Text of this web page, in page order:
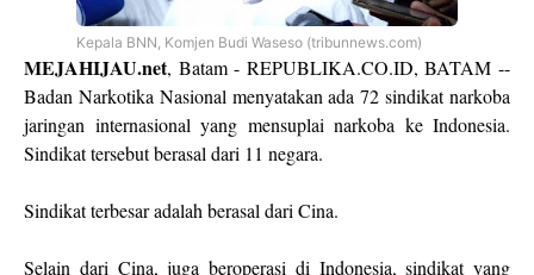
Kepala BNN, Komjen Budi Waseso (tribunnews.com)
MEJAHIJAU.net, Batam - REPUBLIKA.CO.ID, BATAM --
Badan Narkotika Nasional menyatakan ada 72 sindikat narkoba
jaringan internasional yang mensuplai narkoba ke Indonesia.
Sindikat tersebut berasal dari 11 negara.
Sindikat terbesar adalah berasal dari Cina.
Selain dari Cina, juga beroperasi di Indonesia, sindikat yang